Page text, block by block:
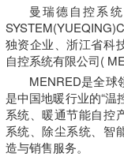
曼瑞德自控系
独资企业、浙江省科
自控系统有限公司(
MENRED是全球
是中国地暖行业的“温
系统、暖通节能自控
系统、除尘系统、智
造与销售服务。